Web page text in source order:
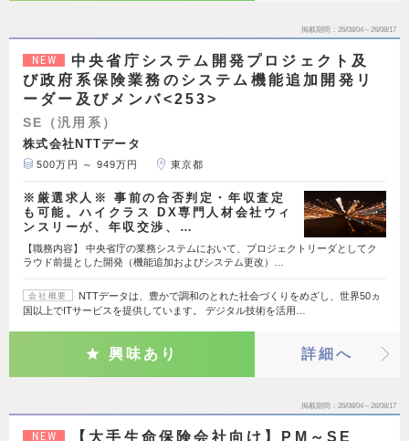
掲載期間 26/08/04～26/08/17
NEW
中央省庁システム開発プロジェクト及
び政府系保険業務のシステム機能追加開発リ
ーダー及びメンバ<253>
SE（汎用系）
株式会社NTTデータ
500万円 ～ 949万円 東京都
※厳選求人※ 事前の合否判定・年収査定
も可能。ハイクラス DX専門人材会社ウィ
ンスリーが、年収交渉、…
【職務内容】 中央省庁の業務システムにおいて、プロジェクトリーダとしてク
ラウド前提とした開発（機能追加およびシステム更改）…
会社概要
NTTデータは、豊かで調和のとれた社会づくりをめざし、世界50ヵ
国以上でITサービスを提供しています。 デジタル技術を活用…
興味あり 詳細へ
掲載期間 26/08/04～26/08/17
NEW 【大手生命保険会社向け】PM～SE